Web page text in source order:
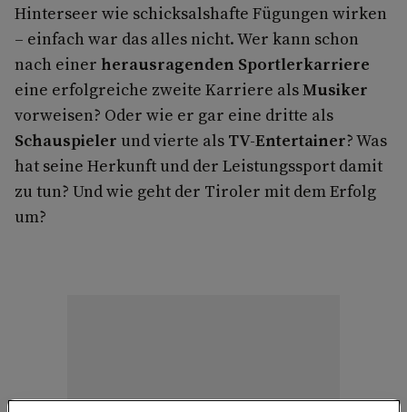
Hinterseer wie schicksalshafte Fügungen wirken
– einfach war das alles nicht. Wer kann schon
nach einer herausragenden Sportlerkarriere
eine erfolgreiche zweite Karriere alsMusiker
vorweisen? Oder wie er gar eine dritte als
Schauspieler und vierte als TV-Entertainer? Was
hat seine Herkunft und der Leistungssport damit
zu tun? Und wie geht der Tiroler mit dem Erfolg
um?